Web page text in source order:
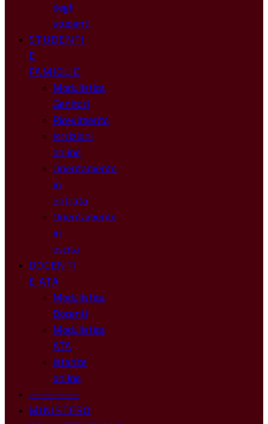
degli
studenti
STUDENTI
E
FAMIGLIE
Modulistica
Genitori
Ricevimento
Iscrizioni
online
Orientamento
in
entrata
Orientamento
in
uscita
DOCENTI
E ATA
Modulistica
Docenti
Modulistica
ATA
Istanze
online
————
MINISTERO